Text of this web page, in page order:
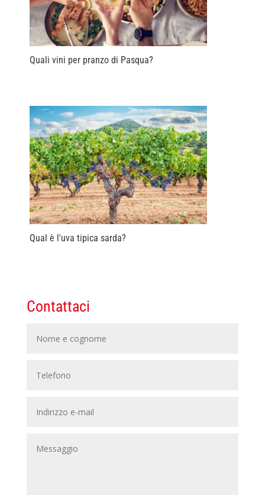
Quali vini per pranzo di Pasqua?
Qual è l'uva tipica sarda?
Contattaci